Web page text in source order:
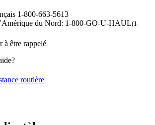
1-800-663-5613
du Nord: 1-800-GO-U-HAUL(1-
à être rappelé
routière